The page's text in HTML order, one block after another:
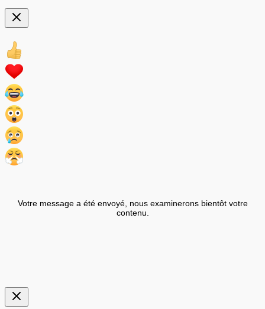
Votre message a été envoyé, nous examinerons bientôt votre
contenu.